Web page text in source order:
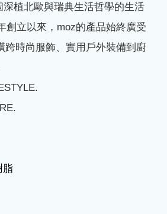
深植北歐與瑞典生活哲學的生活
創立以來， moz的產品始終廣受
跨時尚服飾、實用戶外裝備到廚
脂